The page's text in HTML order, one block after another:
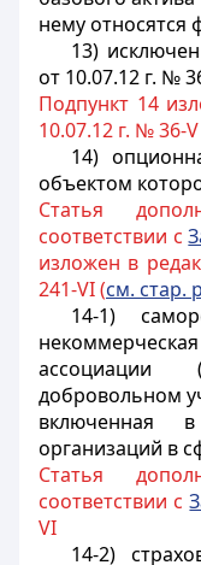
нему
13)
от 10.07.12 г. №
Подпункт 14
10.07.12 г. № 36-V
14)
объектом
Статья
соответствии с
изложен в
241-VI (см. стар.
14-1)
ассоциации
добровольном
включенная
организаций в
Статья
соответствии с
VI
14-2)